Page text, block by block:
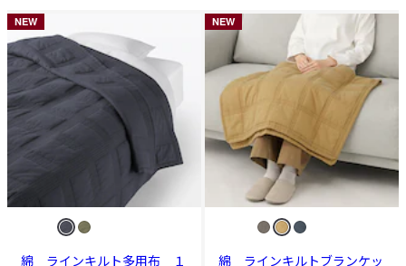
NEW
綿 ラインキルト多用布 １
NEW
綿 ラインキルトブランケッ